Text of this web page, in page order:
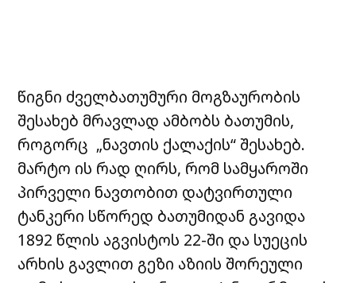
წიგნი ძველბათუმური მოგზაურობის
შესახებ მრავლად ამბობს ბათუმის,
როგორც „ნავთის ქალაქის“ შესახებ.
მარტო ის რად ღირს, რომ სამყაროში
პირველი ნავთობით დატვირთული
ტანკერი სწორედ ბათუმიდან გავიდა
1892 წლის აგვისტოს 22-ში და სუეცის
არხის გავლით გეზი აზიის შორეული